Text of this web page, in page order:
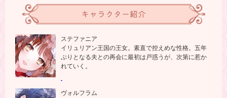
キャラクター紹介
ステファニア
イリュリアン王国の王女。素直で控えめな性格。五年
ぶりとなる夫との再会に最初は戸惑うが、次第に惹か
れていく。
ヴォルフラム